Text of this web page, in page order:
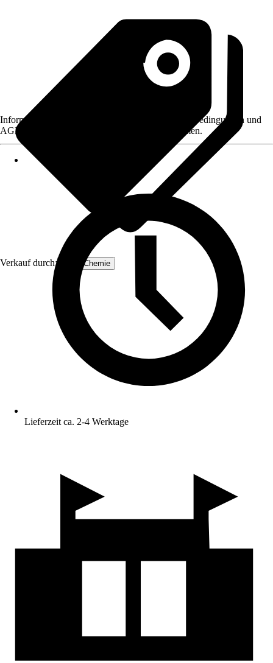
Verkauf durch: Höfer Chemie
Informationen des Verkäufers, wie z. B. Rückgabebedingungen und
AGB, finden Sie bei Klick auf den Verkäufernamen.
Lieferzeit ca. 2-4 Werktage